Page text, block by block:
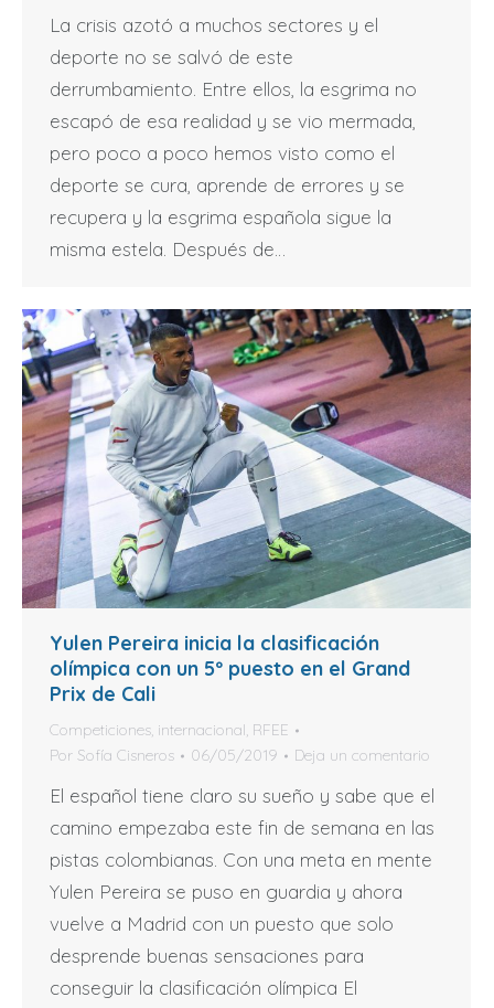
La crisis azotó a muchos sectores y el
deporte no se salvó de este
derrumbamiento. Entre ellos, la esgrima no
escapó de esa realidad y se vio mermada,
pero poco a poco hemos visto como el
deporte se cura, aprende de errores y se
recupera y la esgrima española sigue la
misma estela. Después de…
Yulen Pereira inicia la clasificación
olímpica con un 5º puesto en el Grand
Prix de Cali
Competiciones, internacional, RFEE
Por Sofía Cisneros 06/05/2019 Deja un comentario
El español tiene claro su sueño y sabe que el
camino empezaba este fin de semana en las
pistas colombianas. Con una meta en mente
Yulen Pereira se puso en guardia y ahora
vuelve a Madrid con un puesto que solo
desprende buenas sensaciones para
conseguir la clasificación olímpica El